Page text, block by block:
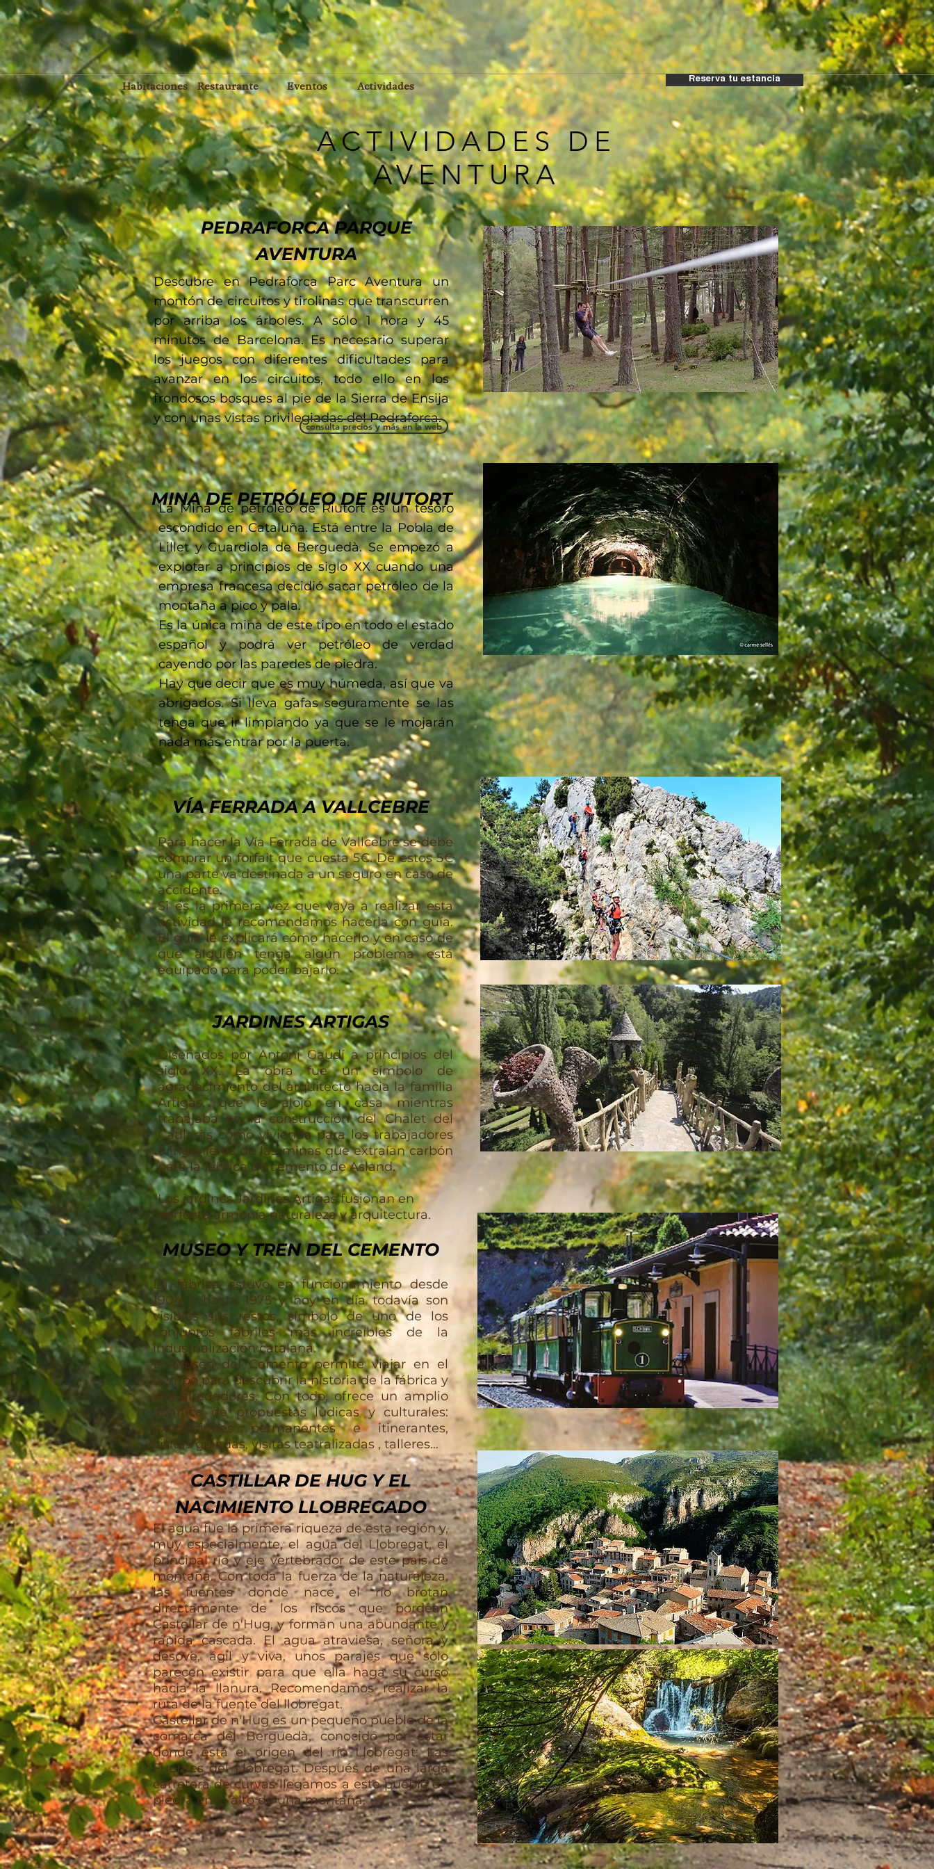
Habitaciones Eventos
Restaurante Actividades
Reserva tu estancia
ACTIVIDADES DE
AVENTURA
PEDRAFORCA PARQUE
AVENTURA
Descubre en Pedraforca Parc Aventura un
montón de circuitos y tirolinas que transcurren
por arriba los árboles. A sólo 1 hora y 45
minutos de Barcelona. Es necesario superar
los juegos con diferentes dificultades para
avanzar en los circuitos, todo ello en los
frondosos bosques al pie de la Sierra de Ensija
y con unas vistas privilegiadas del Pedraforca.
consulta precios y más en la web
MINA DE PETRÓLEO DE RIUTORT
La Mina de petróleo de Riutort es un tesoro
escondido en Cataluña. Está entre la Pobla de
Lillet y Guardiola de Berguedà. Se empezó a
explotar a principios de siglo XX cuando una
empresa francesa decidió sacar petróleo de la
montaña a pico y pala.
Es la única mina de este tipo en todo el estado
español y podrá ver petróleo de verdad
cayendo por las paredes de piedra.
Hay que decir que es muy húmeda, así que va
abrigados. Si lleva gafas seguramente se las
tenga que ir limpiando ya que se le mojarán
nada más entrar por la puerta.
VÍA FERRADA A VALLCEBRE
Para hacer la Vía Ferrada de Vallcebre se debe
comprar un forfait que cuesta 5€. De estos 5€
una parte va destinada a un seguro en caso de
accidente.
Si es la primera vez que vaya a realizar esta
actividad le recomendamos hacerla con guía.
El guía le explicará cómo hacerlo y en caso de
que alguien tenga algún problema está
equipado para poder bajarlo.
JARDINES ARTIGAS
Diseñados por Antoni Gaudí a principios del
siglo XX. La obra fue un símbolo de
agradecimiento del arquitecto hacia la familia
Artigas, que le alojó en casa mientras
trabajaba en la construcción del Chalet del
Catllaràs como vivienda para los trabajadores
e ingenieros de las minas que extraían carbón
para la fábrica de cemento de Asland.
Los jardines Jardines Artigas fusionan en
perfecta armonía naturaleza y arquitectura.
MUSEO Y TREN DEL CEMENTO
La fábrica estuvo en funcionamiento desde
1904 y hasta 1975 y hoy en día todavía son
visibles sus restos, símbolo de uno de los
conjuntos fabriles más increíbles de la
industrialización catalana.
El
Museo del Cementopermite viajar en el
tiempo para descubrir la historia de la fábrica y
sus alrededores. Con todo, ofrece un amplio
abanico de propuestas lúdicas y culturales:
exposiciones permanentes e itinerantes,
visitas guiadas,visitas teatralizadas , talleres…
CASTILLAR DE HUG Y EL
NACIMIENTO LLOBREGADO
El agua fue la primera riqueza de esta región y,
muy especialmente, el agua del Llobregat, el
principal río y eje vertebrador de este país de
montaña. Con toda la fuerza de la naturaleza,
las fuentes donde nace el río brotan
directamente de los riscos que bordean
Castellar de n'Hug, y forman una abundante y
rápida cascada. El agua atraviesa, señora y
desove, ágil y viva, unos parajes que sólo
parecen existir para que ella haga su curso
hacia la llanura. Recomendamos realizar la
ruta de la fuente del llobregat.
Castellar de n'Hug es un pequeño pueblo de la
comarca del Berguedà, conocido por estar
donde está el origen del río Llobregat: Las
Fuentes del Llobregat. Después de una larga
carretera de curvas llegamos a este pueblo de
piedra en lo alto de una montaña.